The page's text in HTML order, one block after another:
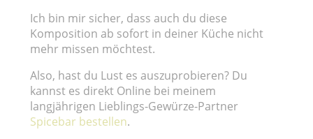
Ich bin mir sicher, dass auch du diese
Komposition ab sofort in deiner Küche nicht
mehr missen möchtest.
Also, hast du Lust es auszuprobieren? Du
kannst es direkt Online bei meinem
langjährigen Lieblings-Gewürze-Partner
Spicebar bestellen.